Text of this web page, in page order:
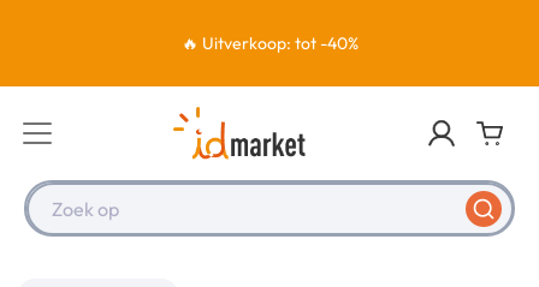
🔥 Uitverkoop: tot -40%
Zoek op